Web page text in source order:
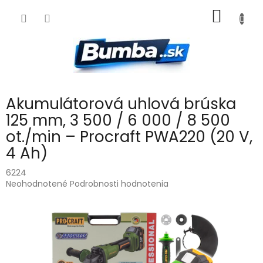
KOŠÍK
Akumulátorová uhlová brúska
125 mm, 3 500 / 6 000 / 8 500
ot./min – Procraft PWA220 (20 V,
4 Ah)
6224
Priemerné
Neohodnotené Podrobnosti hodnotenia